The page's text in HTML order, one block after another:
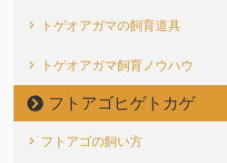
トゲオアガマの飼育道具
トゲオアガマ飼育ノウハウ
フトアゴヒゲトカゲ
フトアゴの飼い方